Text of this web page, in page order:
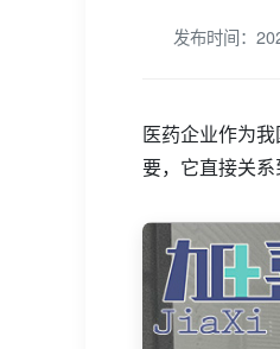
发布时间：
医药企业作为
要，它直接关